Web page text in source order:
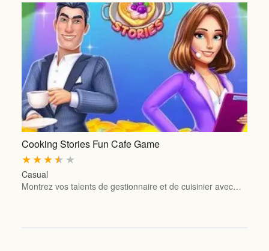
Cooking Stories Fun Cafe Game
★
★
★
★
★
Casual
Montrez vos talents de gestionnaire et de cuisinier avec…